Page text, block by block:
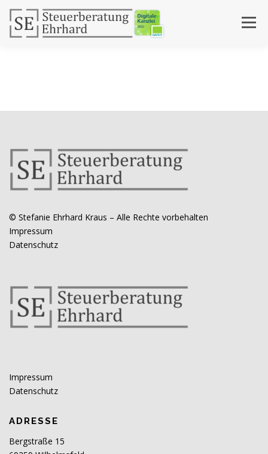
Inhalt
springen
Menü
AKTUELLES KONTAKT ÜBER MICH
© Stefanie Ehrhard Kraus – Alle Rechte vorbehalten
Impressum
Datenschutz
Impressum
Datenschutz
ADRESSE
Bergstraße 15